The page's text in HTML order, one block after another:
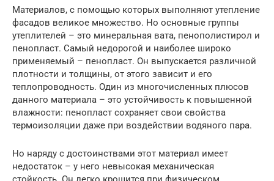
Материалов, с помощью которых выполняют утепление
фасадов великое множество. Но основные группы
утеплителей – это минеральная вата, пенополистирол и
пенопласт. Самый недорогой и наиболее широко
применяемый – пенопласт. Он выпускается различной
плотности и толщины, от этого зависит и его
теплопроводность. Один из многочисленных плюсов
данного материала – это устойчивость к повышенной
влажности: пенопласт сохраняет свои свойства
термоизоляции даже при воздействии водяного пара.
Но наряду с достоинствами этот материал имеет
недостаток – у него невысокая механическая